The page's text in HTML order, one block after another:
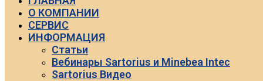
О КОМПАНИИ
СЕРВИС
ИНФОРМАЦИЯ
Статьи
Вебинары Sartorius и Minebea Intec
Sartorius Видео